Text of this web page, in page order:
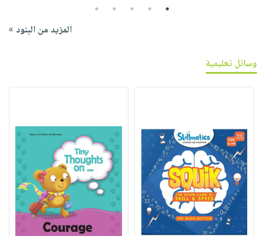
1
2
3
4
5
المزيد من البنود »
وسائل تعليمية